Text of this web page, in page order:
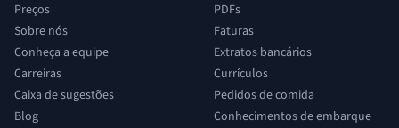
Preços
Sobre nós
Conheça a equipe
Carreiras
Caixa de sugestões
Blog
PDFs
Faturas
Extratos bancários
Currículos
Pedidos de comida
Conhecimentos de embarque